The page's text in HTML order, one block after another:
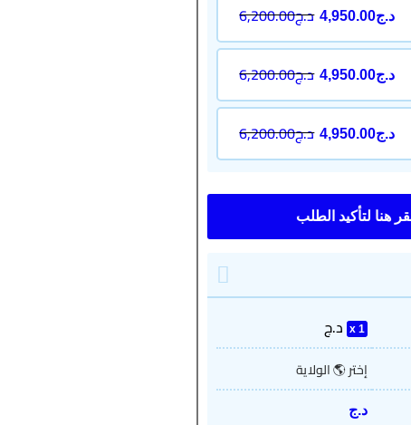
د.ج4,950.00 د.ج6,200.00
د.ج4,950.00 د.ج6,200.00
د.ج4,950.00 د.ج6,200.00
1
د.ج
إختر 🌎 الولاية
د.ج